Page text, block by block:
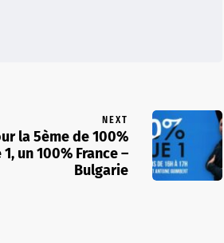
NEXT
la 5ème de 100%
1, un 100% France –
Bulgarie